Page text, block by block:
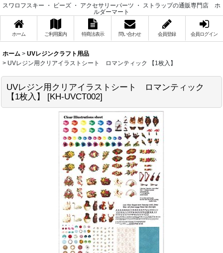
スワロフスキー ・ ビーズ ・ アクセサリーパーツ ・ ストラップの通販専門店 ホ
ルダーマート
ホーム ご利用案内 特商法表示 問い合わせ 会員登録 会員ログイン
ホーム > UVレジンクラフト用品
> UVレジン用クリアイラストシート ロマンティック 【1枚入】
UVレジン用クリアイラストシート ロマンティック
【1枚入】
[KH-UVCT002]